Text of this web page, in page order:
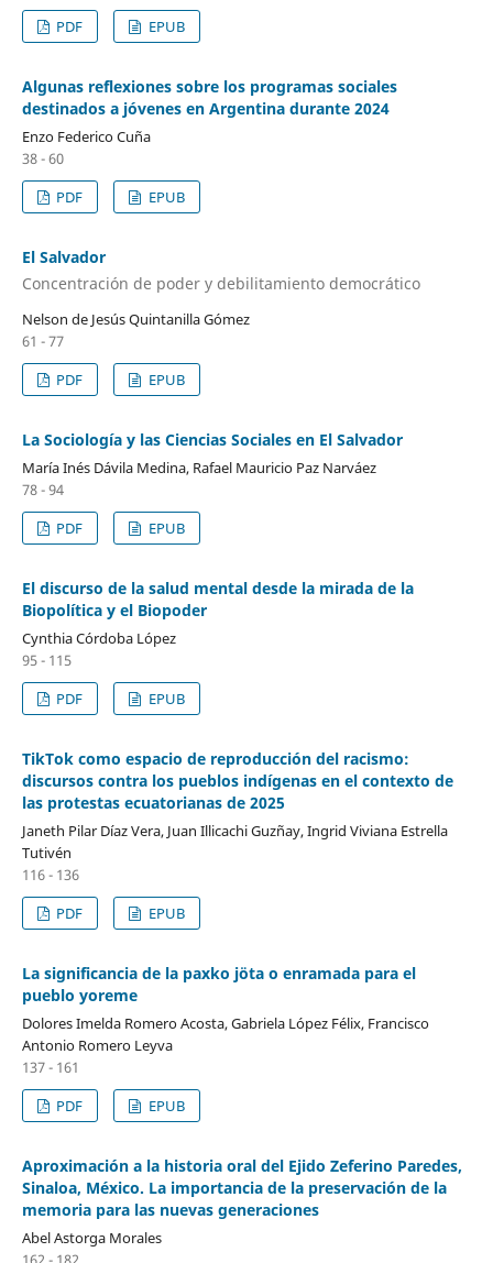
PDF
EPUB
Algunas reflexiones sobre los programas sociales
destinados a jóvenes en Argentina durante 2024
Enzo Federico Cuña
38 - 60
PDF
EPUB
El Salvador
Concentración de poder y debilitamiento democrático
Nelson de Jesús Quintanilla Gómez
61 - 77
PDF
EPUB
La Sociología y las Ciencias Sociales en El Salvador
María Inés Dávila Medina, Rafael Mauricio Paz Narváez
78 - 94
PDF
EPUB
El discurso de la salud mental desde la mirada de la
Biopolítica y el Biopoder
Cynthia Córdoba López
95 - 115
PDF
EPUB
TikTok como espacio de reproducción del racismo:
discursos contra los pueblos indígenas en el contexto de
las protestas ecuatorianas de 2025
Janeth Pilar Díaz Vera, Juan Illicachi Guzñay, Ingrid Viviana Estrella
Tutivén
116 - 136
PDF
EPUB
La significancia de la paxko jöta o enramada para el
pueblo yoreme
Dolores Imelda Romero Acosta, Gabriela López Félix, Francisco
Antonio Romero Leyva
137 - 161
PDF
EPUB
Aproximación a la historia oral del Ejido Zeferino Paredes,
Sinaloa, México. La importancia de la preservación de la
memoria para las nuevas generaciones
Abel Astorga Morales